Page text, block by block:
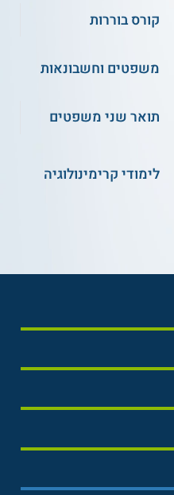
קורס בוררות
משפטים וחשבונאות
תואר שני משפטים
לימודי קרימינולוגיה